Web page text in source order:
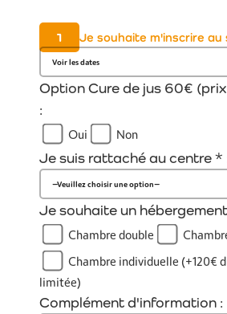
1 Je souhaite m'inscrire au
Option Cure de jus 60€
:
Oui Non
Je suis rattaché au centre *
Je souhaite un
Chambre double
Chambre individuelle (+120€
limitée)
Complément d'information :